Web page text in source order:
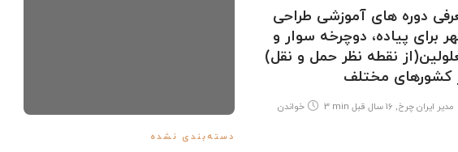
دوره های آموزشی طراحی
برای پیاده، دوچرخه سوار و
نقطه نظر حمل و نقل)
کشورهای مختلف
مدیر ایران چرخ, 16 سال قبل 3 min خواندن
دسته‌بندی نشده